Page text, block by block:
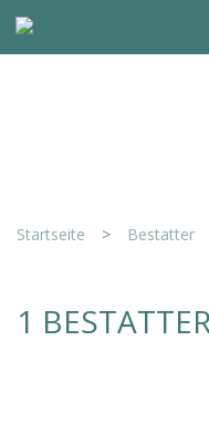
Startseite > Bestatter
1